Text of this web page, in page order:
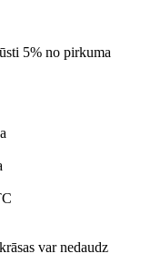
5% no pirkuma
var nedaudz